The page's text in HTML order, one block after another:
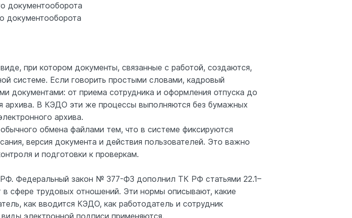
документооборота
документооборота
при котором документы, связанные с работой, создаются,
системе. Если говорить простыми словами, кадровый
документами: от приема сотрудника и оформления отпуска до
архива. В КЭДО эти же процессы выполняются без бумажных
архива.
обмена файлами тем, что в системе фиксируются
версия документа и действия пользователей. Это важно
и подготовки к проверкам.
Федеральный закон № 377-ФЗ дополнил ТК РФ статьями 22.1–
сфере трудовых отношений. Эти нормы описывают, какие
как вводится КЭДО, как работодатель и сотрудник
электронной подписи применяются.